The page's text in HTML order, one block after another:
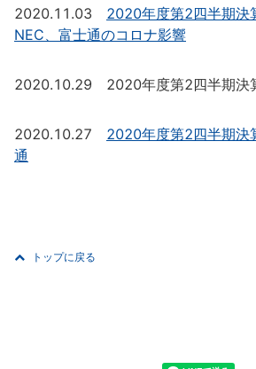
2020.11.03 2020年度第2四半期決
NEC、富士通のコロナ影響
2020.10.29 2020年度第2四半期決
2020.10.27 2020年度第2四半期決
通
トップに戻る